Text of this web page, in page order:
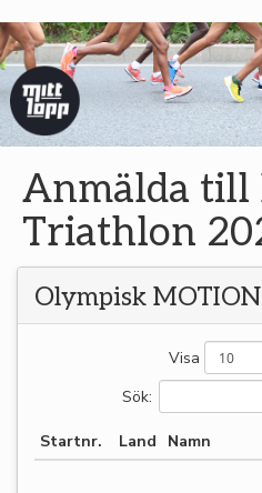
Anmälda till
Triathlon
Olympisk MOTION
Visa
Sök:
Startnr. Land Namn